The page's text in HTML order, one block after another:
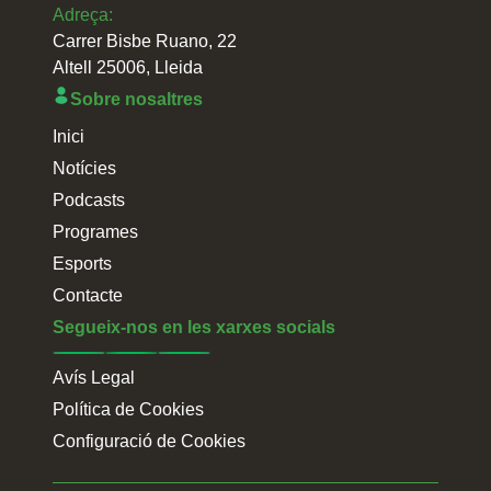
Adreça:
Carrer Bisbe Ruano, 22
Altell 25006, Lleida
Sobre nosaltres
Inici
Notícies
Podcasts
Programes
Esports
Contacte
Segueix-nos en les xarxes socials
Avís Legal
Política de Cookies
Configuració de Cookies